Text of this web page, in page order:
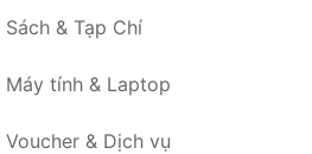
Sách & Tạp Chí
Máy tính & Laptop
Voucher & Dịch vụ